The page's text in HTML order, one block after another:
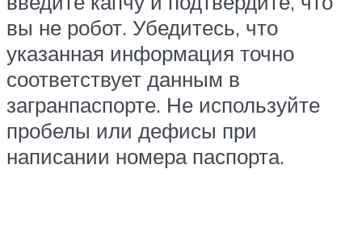
вы не робот. Убедитесь, что
указанная информация точно
соответствует данным в
загранпаспорте. Не используйте
пробелы или дефисы при
написании номера паспорта.